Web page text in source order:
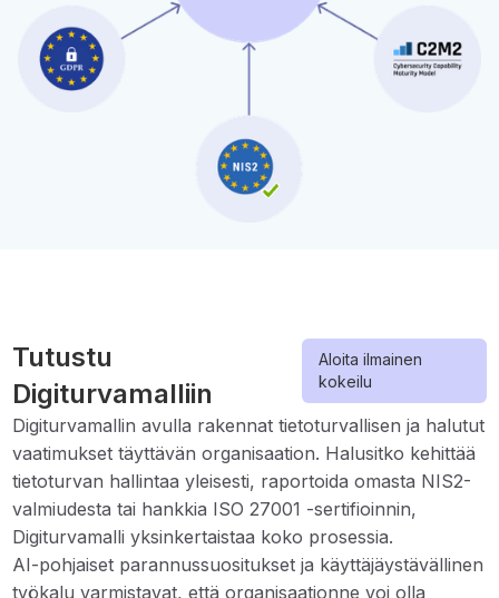
Tutustu
Digiturvamalliin
Aloita ilmainen
kokeilu
Digiturvamallin avulla rakennat tietoturvallisen ja halutut
vaatimukset täyttävän organisaation. Halusitko kehittää
tietoturvan hallintaa yleisesti, raportoida omasta NIS2-
valmiudesta tai hankkia ISO 27001 -sertifioinnin,
Digiturvamalli yksinkertaistaa koko prosessia.
AI-pohjaiset parannussuositukset ja käyttäjäystävällinen
työkalu varmistavat, että organisaationne voi olla